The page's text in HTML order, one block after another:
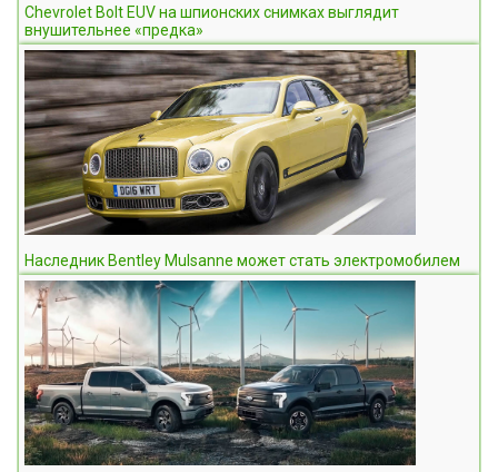
Chevrolet Bolt EUV на шпионских снимках выглядит
внушительнее «предка»
Наследник Bentley Mulsanne может стать электромобилем